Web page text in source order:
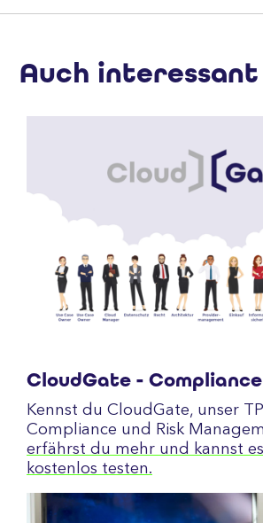
Auch
CloudGate - Compliance
Kennst du CloudGate, unser
Compliance und Risk
erfährst du mehr und kannst
kostenlos testen.